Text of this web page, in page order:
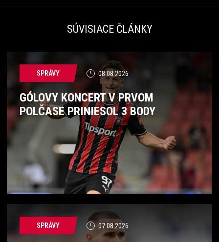
SÚVISIACE ČLÁNKY
SPRÁVY 08.08.2026
GÓLOVY KONCERT V PRVOM
POLČASE PRINIESOL 3 BODY
SPRÁVY 07.08.2026